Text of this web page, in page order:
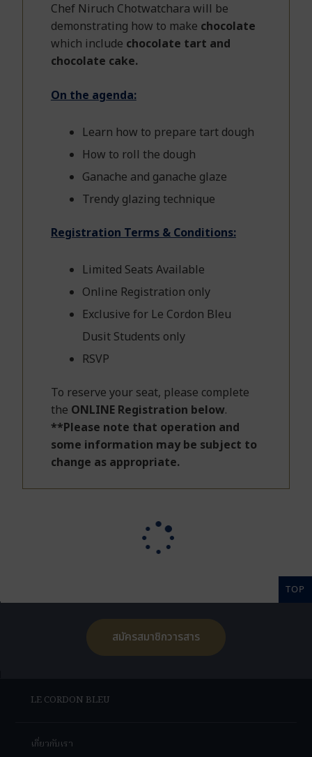
Chef Niruch Chotwatchara will be
demonstrating how to make chocolate
which include chocolate tart and
chocolate cake.
On the agenda:
Learn how to prepare tart dough
How to roll the dough
Ganache and ganache glaze
Trendy glazing technique
Registration Terms & Conditions:
Limited Seats Available
Online Registration only
Exclusive for Le Cordon Bleu
Dusit Students only
RSVP
To reserve your seat, please complete
the ONLINE Registration below.
**Please note that operation and
some information may be subject to
change as appropriate.
TOP
สมัครสมาชิกวารสาร
LE CORDON BLEU
เกี่ยวกับเรา